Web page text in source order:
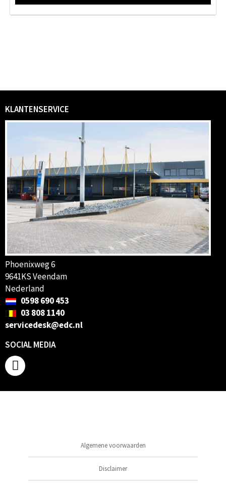
KLANTENSERVICE
Phoenixweg 6
9641KS Veendam
Nederland
0598 690 453
03 808 1140
servicedesk@edc.nl
SOCIAL MEDIA
Algemene voorwaarden
Disclaimer